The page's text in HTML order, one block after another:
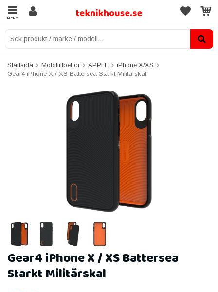
MENY
Startsida Mobiltillbehör APPLE
iPhone X/XS
Gear4 iPhone X / XS Battersea Starkt Militärskal
Gear4 iPhone X / XS Battersea
Starkt Militärskal